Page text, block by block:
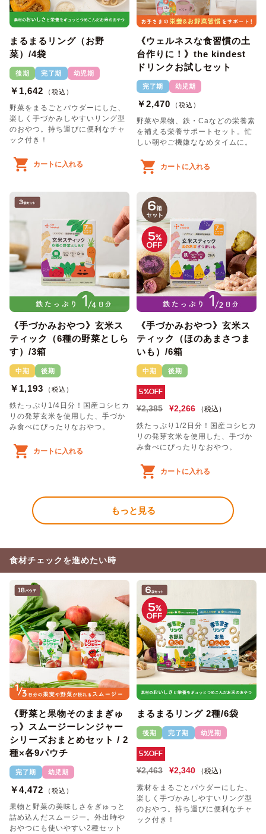
まるまるリング（お野
菜）/4袋
後期 完了期 幼児期
￥1,642 （税込）
野菜をまるごとパウダーにした、
楽しく手づかみしやすいリング型
のおやつ。持ち運びに便利なチャ
ック付き！
カートに入れる
《ウェルネスな食習慣の土
台作りに！》the kindest
ドリンクお試しセット
完了期 幼児期
￥2,470 （税込）
野菜や果物、鉄・Caなどの栄養素
を補える栄養サポートセット。忙
しい朝やご機嫌ななめタイムに。
カートに入れる
《手づかみおやつ》玄米ス
ティック（6種の野菜としら
す）/3箱
中期 後期
￥1,193 （税込）
鉄たっぷり1/4日分！国産コシヒカ
リの発芽玄米を使用した、手づか
み食べにぴったりなおやつ。
カートに入れる
《手づかみおやつ》玄米ス
ティック（ほのあまさつま
いも）/6箱
中期 後期
5%OFF
¥2,385 ¥2,266
（税込）
鉄たっぷり1/2日分！国産コシヒカ
リの発芽玄米を使用した、手づか
み食べにぴったりなおやつ。
カートに入れる
もっと見る
食材チェックを進めたい時
《野菜と果物そのままぎゅ
っ》スムージーレンジャー
シリーズおまとめセット / 2
種×各9パウチ
完了期 幼児期
￥4,472 （税込）
果物と野菜の美味しさをぎゅっと
詰め込んだスムージー。外出時や
おやつにも使いやすい2種セット
まるまるリング 2種/6袋
後期 完了期 幼児期
5%OFF
¥2,463 ¥2,340
（税込）
素材をまるごとパウダーにした、
楽しく手づかみしやすいリング型
のおやつ。持ち運びに便利なチャ
ック付き！